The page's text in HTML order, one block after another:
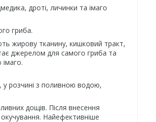
дроті, личинки та імаго
гриба.
жирову тканину, кишковий тракт,
джерелом для самого гриба та
розчині з поливною водою,
дощів. Після внесення
Найефективніше